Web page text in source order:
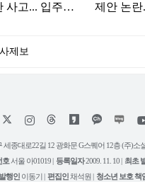
사고... 입주민
제안 논란
제보
인
타
램
세종대로22길 12 광화문 G스퀘어 12층 (주)소
호 서울 아01019 | 등록일자2009. 11. 10 | 최초
발행인 이동기 | 편집인 채석원 | 청소년 보호 책